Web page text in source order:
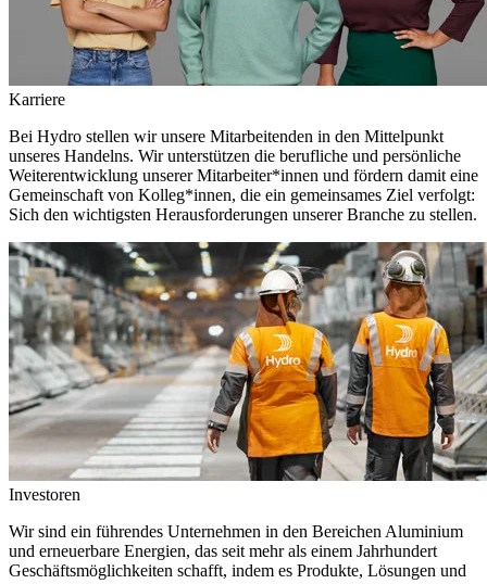
Karriere
Bei Hydro stellen wir unsere Mitarbeitenden in den Mittelpunkt
unseres Handelns. Wir unterstützen die berufliche und persönliche
Weiterentwicklung unserer Mitarbeiter*innen und fördern damit eine
Gemeinschaft von Kolleg*innen, die ein gemeinsames Ziel verfolgt:
Sich den wichtigsten Herausforderungen unserer Branche zu stellen.
Investoren
Wir sind ein führendes Unternehmen in den Bereichen Aluminium
und erneuerbare Energien, das seit mehr als einem Jahrhundert
Geschäftsmöglichkeiten schafft, indem es Produkte, Lösungen und